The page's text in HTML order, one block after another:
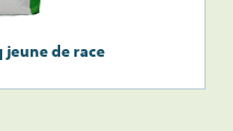
jeune de race